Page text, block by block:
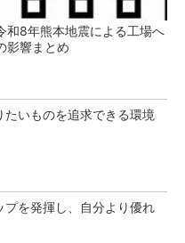
和8年熊本地震による工場へ
影響まとめ
たいものを追求できる環境
プを発揮し、自分より優れ